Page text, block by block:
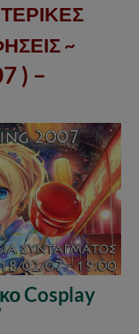
~
) –
Cosplay